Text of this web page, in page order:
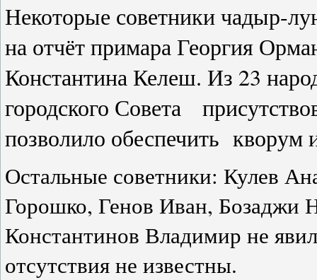
Некоторые советники чадыр-
на отчёт примара Георгия
Константина Келеш. Из 23
городского Совета
позволило обеспечить
Остальные советники: Кулев
Горошко, Генов Иван, Бозаджи
Константинов Владимир не
отсутствия не известны.